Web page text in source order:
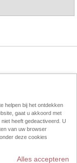
etische codec
Locator
helpen bij het ontdekken
gaat u akkoord met
heeft gedeactiveerd. U
van uw browser
deze cookies
Alles accepteren